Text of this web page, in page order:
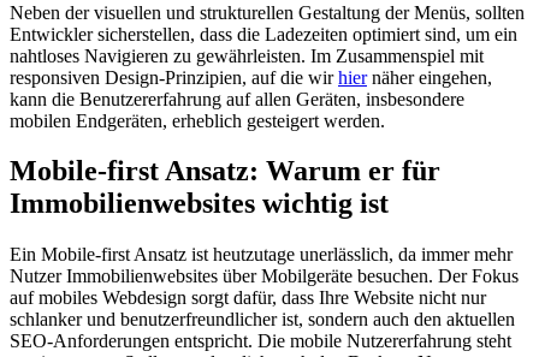
Neben der visuellen und strukturellen Gestaltung der Menüs, sollten
Entwickler sicherstellen, dass die Ladezeiten optimiert sind, um ein
nahtloses Navigieren zu gewährleisten. Im Zusammenspiel mit
responsiven Design-Prinzipien, auf die wirhiernäher eingehen,
kann die Benutzererfahrung auf allen Geräten, insbesondere
mobilen Endgeräten, erheblich gesteigert werden.
Mobile-first Ansatz: Warum er für
Immobilienwebsites wichtig ist
Ein Mobile-first Ansatz ist heutzutage unerlässlich, da immer mehr
Nutzer Immobilienwebsites über Mobilgeräte besuchen. Der Fokus
auf mobiles Webdesign sorgt dafür, dass Ihre Website nicht nur
schlanker und benutzerfreundlicher ist, sondern auch den aktuellen
SEO-Anforderungen entspricht. Die mobile Nutzererfahrung steht